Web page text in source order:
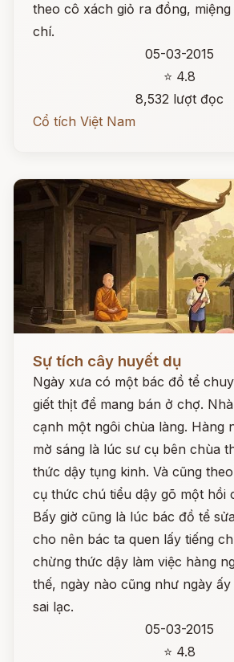
theo cô xách giỏ ra đồng,
chí.
05-03-2015
⭐ 4.8
8,532 lượt đọc
Cổ tích Việt Nam
Sự tích cây huyết dụ
Ngày xưa có một bác đồ tể
giết thịt để mang bán ở chợ.
cạnh một ngôi chùa làng. Hàng
mờ sáng là lúc sư cụ bên chùa
thức dậy tụng kinh. Và cũng
cụ thức chú tiểu dậy gõ một hồi
Bấy giờ cũng là lúc bác đồ tể
cho nên bác ta quen lấy tiếng
chừng thức dậy làm việc hàng
thế, ngày nào cũng như ngày
sai lạc.
05-03-2015
⭐ 4.8